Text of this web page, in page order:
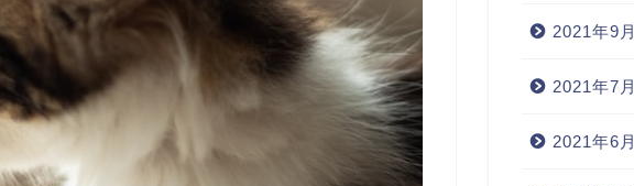
2021年9月
2021年7月
2021年6月